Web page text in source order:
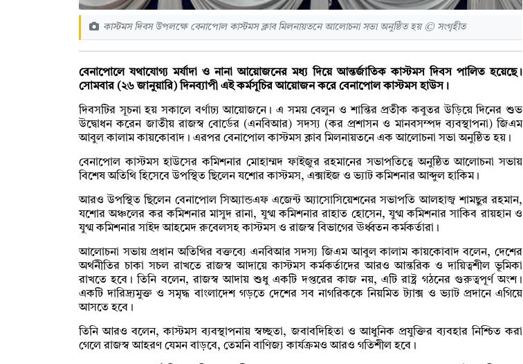
কাস্টমস দিবস উপলক্ষে বেনাপোল কাস্টমস ক্লাব মিলনায়তনে আলোচনা সভা অনুষ্ঠিত হয় © সংগৃহীত
বেনাপোলে যথাযোগ্য মর্যাদা ও নানা আয়োজনের মধ্য দিয়ে আন্তর্জাতিক কাস্টমস দিবস পালিত হয়েছে।
সোমবার (২৬ জানুয়ারি) দিনব্যাপী এই কর্মসূচির আয়োজন করে বেনাপোল কাস্টমস হাউস।
দিবসটির সূচনা হয় সকালে বর্ণাঢ্য আয়োজনে। এ সময় বেলুন ও শান্তির প্রতীক কবুতর উড়িয়ে দিনের শুভ
উদ্বোধন করেন জাতীয় রাজস্ব বোর্ডের (এনবিআর) সদস্য (কর প্রশাসন ও মানবসম্পদ ব্যবস্থাপনা) জিএম
আবুল কালাম কায়কোবাদ। এরপর বেনাপোল কাস্টমস ক্লাব মিলনায়তনে এক আলোচনা সভা অনুষ্ঠিত হয়।
বেনাপোল কাস্টমস হাউসের কমিশনার মোহাম্মদ ফাইজুর রহমানের সভাপতিত্বে অনুষ্ঠিত আলোচনা সভায়
বিশেষ অতিথি হিসেবে উপস্থিত ছিলেন যশোর কাস্টমস, এক্সাইজ ও ভ্যাট কমিশনার আব্দুল হাকিম।
আরও উপস্থিত ছিলেন বেনাপোল সিঅ্যান্ডএফ এজেন্ট অ্যাসোসিয়েশনের সভাপতি আলহাজ্ব শামছুর রহমান,
যশোর অঞ্চলের কর কমিশনার মাসুদ রানা, যুগ্ম কমিশনার রাহাত হোসেন, যুগ্ম কমিশনার সাকিব রায়হান ও
যুগ্ম কমিশনার সাইদ আহমেদ রুবেলসহ কাস্টমস ও রাজস্ব বিভাগের ঊর্ধ্বতন কর্মকর্তারা।
আলোচনা সভায় প্রধান অতিথির বক্তব্যে এনবিআর সদস্য জিএম আবুল কালাম কায়কোবাদ বলেন, দেশের
অর্থনীতির চাকা সচল রাখতে রাজস্ব আদায়ে কাস্টমস কর্মকর্তাদের আরও আন্তরিক ও দায়িত্বশীল ভূমিকা
রাখতে হবে। তিনি বলেন, রাজস্ব আদায় শুধু একটি দপ্তরের কাজ নয়, এটি রাষ্ট্র গঠনের গুরুত্বপূর্ণ অংশ।
একটি দারিদ্র্যমুক্ত ও সমৃদ্ধ বাংলাদেশ গড়তে দেশের সব নাগরিককে নিয়মিত ট্যাক্স ও ভ্যাট প্রদানে এগিয়ে
আসতে হবে।
তিনি আরও বলেন, কাস্টমস ব্যবস্থাপনায় স্বচ্ছতা, জবাবদিহিতা ও আধুনিক প্রযুক্তির ব্যবহার নিশ্চিত করা
গেলে রাজস্ব আহরণ যেমন বাড়বে, তেমনি বাণিজ্য কার্যক্রমও আরও গতিশীল হবে।